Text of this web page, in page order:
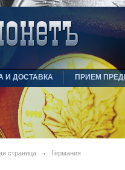
И ДОСТАВКА ПРИЕМ
страница Германия